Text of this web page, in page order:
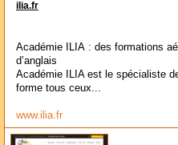
ilia.fr
Académie ILIA : des formations
d’anglais
Académie ILIA est le spécialiste
forme tous ceux...
www.ilia.fr